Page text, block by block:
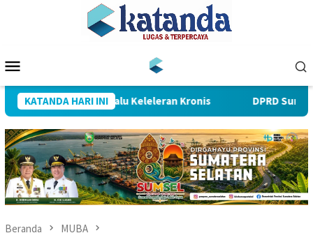
Mobile
KATANDA HARI INI
yang Selalu Keleleran Kronis DPRD Sumsel Minta
Beranda MUBA